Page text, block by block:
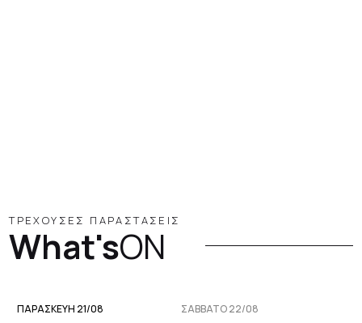
ΤΡΕΧΟΥΣΕΣ ΠΑΡΑΣΤΑΣΕΙΣ
What'sON
ΠΑΡΑΣΚΕΥΉ 21/08 ΣΆΒΒΑΤΟ 22/08